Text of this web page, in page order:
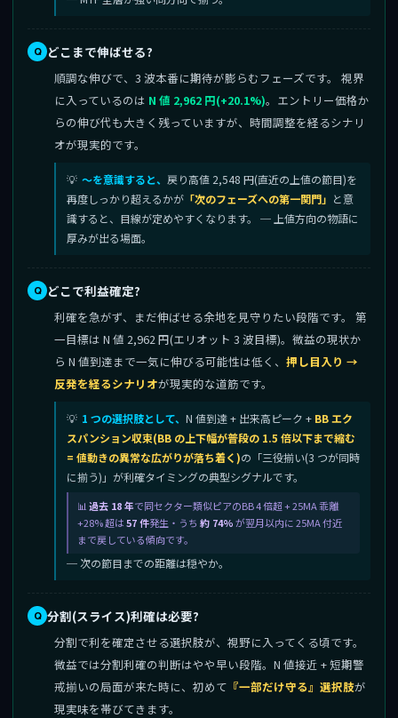
どこまで伸ばせる?
順調な伸びで、3 波本番に期待が膨らむフェーズです。 視界
に入っているのは N 値 2,962 円(+20.1%)。エントリー価格か
らの伸び代も大きく残っていますが、時間調整を経るシナリ
オが現実的です。
〜を意識すると、 戻り高値 2,548 円(直近の上値の節目)を
再度しっかり超えるかが 「次のフェーズへの第一関門」 と意
識すると、目線が定めやすくなります。 ─ 上値方向の物語に
厚みが出る場面。
どこで利益確定?
利確を急がず、まだ伸ばせる余地を見守りたい段階です。 第
一目標は N 値 2,962 円(エリオット 3 波目標)。微益の現状か
ら N 値到達まで一気に伸びる可能性は低く、 押し目入り →
反発を経るシナリオが現実的な道筋です。
1 つの選択肢として、 N 値到達 + 出来高ピーク + BB エク
スパンション収束(BB の上下幅が普段の 1.5 倍以下まで縮む
= 値動きの異常な広がりが落ち着く)の「三役揃い(3 つが同時
に揃う)」が利確タイミングの典型シグナルです。
過去 18 年で同セクター類似ピアのBB 4 倍超 + 25MA 乖離
+28% 超は57 件発生・うち 約 74%が翌月以内に 25MA 付近
まで戻している傾向です。
─ 次の節目までの距離は穏やか。
分割(スライス)利確は必要?
分割で利を確定させる選択肢が、視野に入ってくる頃です。
微益では分割利確の判断はやや早い段階。N 値接近 + 短期警
戒揃いの局面が来た時に、初めて 『一部だけ守る』選択肢が
現実味を帯びてきます。